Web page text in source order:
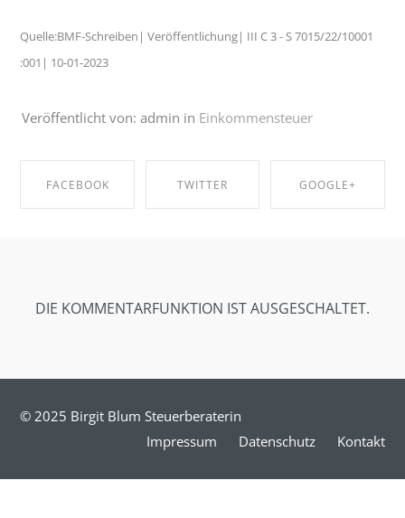
Quelle:BMF-Schreiben| Veröffentlichung| III C 3 - S 7015/22/10001
:001| 10-01-2023
Veröffentlicht von: admin in Einkommensteuer
FACEBOOK TWITTER GOOGLE+
DIE KOMMENTARFUNKTION IST AUSGESCHALTET.
© 2025 Birgit Blum Steuerberaterin
Impressum
Datenschutz Kontakt